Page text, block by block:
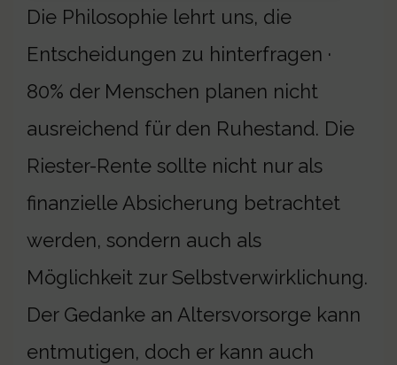
Die Philosophie lehrt uns, die
Entscheidungen zu hinterfragen ·
80% der Menschen planen nicht
ausreichend für den Ruhestand. Die
Riester-Rente sollte nicht nur als
finanzielle Absicherung betrachtet
werden, sondern auch als
Möglichkeit zur Selbstverwirklichung.
Der Gedanke an Altersvorsorge kann
entmutigen, doch er kann auch